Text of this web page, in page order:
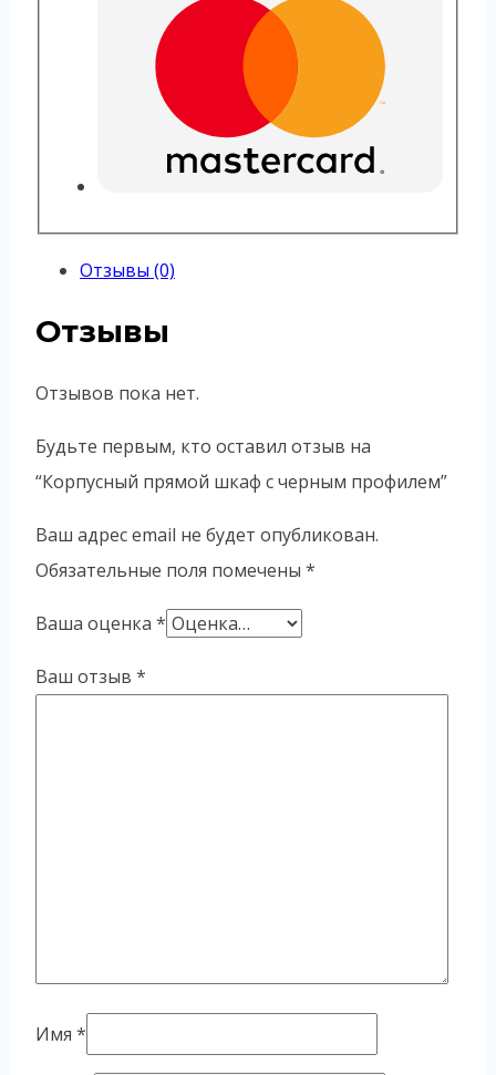
Отзывы (0)
Отзывы
Отзывов пока нет.
Будьте первым, кто оставил отзыв на
“Корпусный прямой шкаф с черным профилем”
Ваш адрес email не будет опубликован.
Обязательные поля помечены *
Ваша оценка *
Ваш отзыв *
Имя *